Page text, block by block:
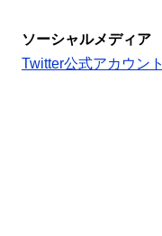
ソーシャルメディア
Twitter公式アカウント